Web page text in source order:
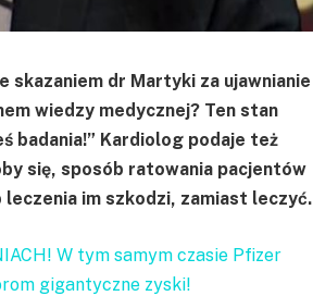
skazaniem dr Martyki za ujawnianie
wiedzy medycznej? Ten stan
badania!” Kardiolog podaje też
się, sposób ratowania pacjentów
leczenia im szkodzi, zamiast leczyć.
W tym samym czasie Pfizer
gigantyczne zyski!